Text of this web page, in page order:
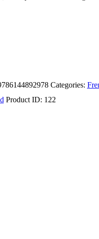
Categories:
Product ID: 122